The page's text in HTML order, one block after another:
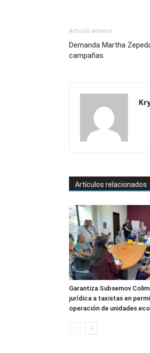
Artículo anterior
Demanda Martha
campañas
Artículos relacionados
Garantiza Subsemov
jurídica a taxistas en
operación de unidades